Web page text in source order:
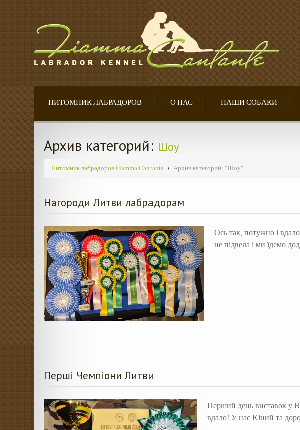
ПИТОМНИК ЛАБРАДОРОВ О НАС НАШИ СОБАКИ
Архив категорий: Шоу
Питомник лабрадоров Fiamma Cantante Архив категорий: "Шоу"
Нагороди Литви лабрадорам
Ось так, потужно і
не підвела і ми їдемо
Перші Чемпіони Литви
Перший день виставок у
вдало! У нас Юний та